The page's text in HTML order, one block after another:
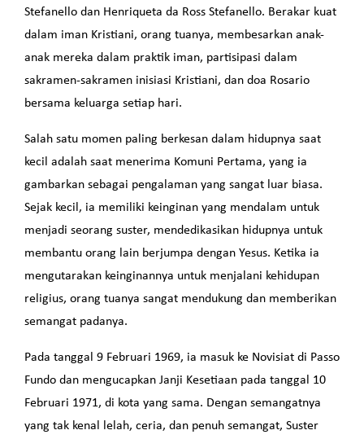
Stefanello dan Henriqueta da Ross Stefanello. Berakar kuat
dalam iman Kristiani, orang tuanya, membesarkan anak-
anak mereka dalam praktik iman, partisipasi dalam
sakramen-sakramen inisiasi Kristiani, dan doa Rosario
bersama keluarga setiap hari.
Salah satu momen paling berkesan dalam hidupnya saat
kecil adalah saat menerima Komuni Pertama, yang ia
gambarkan sebagai pengalaman yang sangat luar biasa.
Sejak kecil, ia memiliki keinginan yang mendalam untuk
menjadi seorang suster, mendedikasikan hidupnya untuk
membantu orang lain berjumpa dengan Yesus. Ketika ia
mengutarakan keinginannya untuk menjalani kehidupan
religius, orang tuanya sangat mendukung dan memberikan
semangat padanya.
Pada tanggal 9 Februari 1969, ia masuk ke Novisiat di Passo
Fundo dan mengucapkan Janji Kesetiaan pada tanggal 10
Februari 1971, di kota yang sama. Dengan semangatnya
yang tak kenal lelah, ceria, dan penuh semangat, Suster